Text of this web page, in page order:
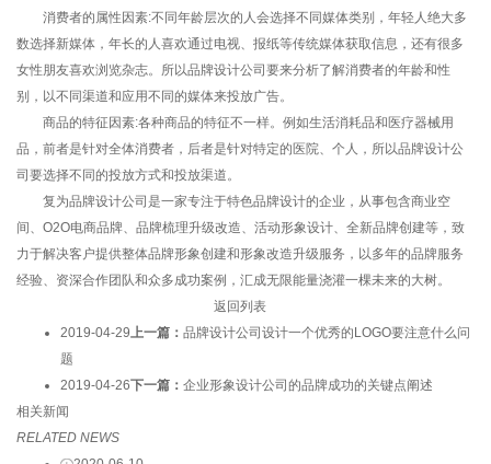
消费者的属性因素:不同年龄层次的人会选择不同媒体类别，年轻人绝大多
数选择新媒体，年长的人喜欢通过电视、报纸等传统媒体获取信息，还有很多
女性朋友喜欢浏览杂志。所以品牌设计公司要来分析了解消费者的年龄和性
别，以不同渠道和应用不同的媒体来投放广告。
商品的特征因素:各种商品的特征不一样。例如生活消耗品和医疗器械用
品，前者是针对全体消费者，后者是针对特定的医院、个人，所以品牌设计公
司要选择不同的投放方式和投放渠道。
复为品牌设计公司是一家专注于特色品牌设计的企业，从事包含商业空
间、O2O电商品牌、品牌梳理升级改造、活动形象设计、全新品牌创建等，致
力于解决客户提供整体品牌形象创建和形象改造升级服务，以多年的品牌服务
经验、资深合作团队和众多成功案例，汇成无限能量浇灌一棵未来的大树。
返回列表
2019-04-29上一篇： 品牌设计公司设计一个优秀的LOGO要注意什么问
题
2019-04-26下一篇： 企业形象设计公司的品牌成功的关键点阐述
相关新闻
RELATED NEWS